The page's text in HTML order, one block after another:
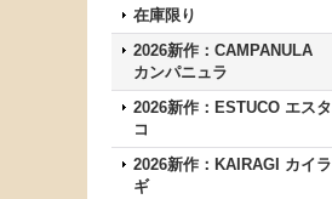
在庫限り
2026新作：CAMPANULA
カンパニュラ
2026新作：ESTUCO エスタ
コ
2026新作：KAIRAGI カイラ
ギ